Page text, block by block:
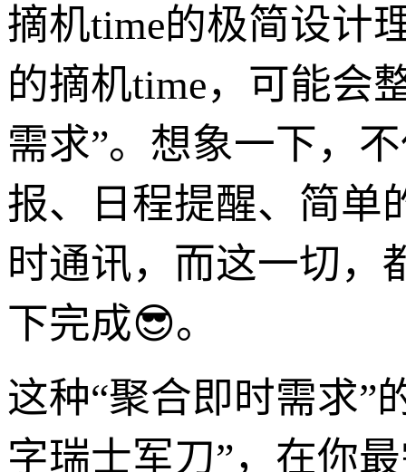
摘机time的极简设计
的摘机time，可能会
需求”。想象一下，
报、日程提醒、简单
时通讯，而这一切，
下完成😎。
这种“聚合即时需求”
字瑞士军刀”，在你